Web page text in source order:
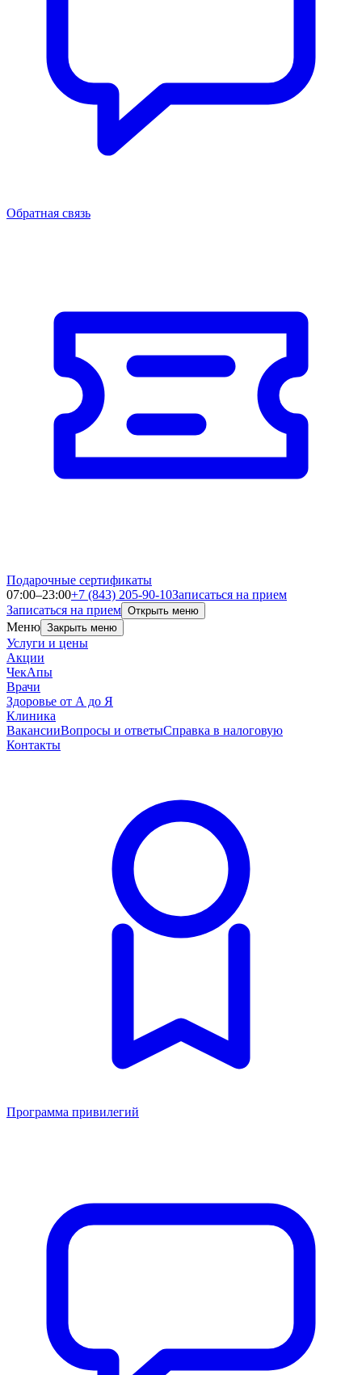
Обратная связь
Подарочные сертификаты
07:00–23:00+7 (843) 205-90-10Записаться на прием
Записаться на прием Открыть меню
Меню Закрыть меню
Услуги и цены
Акции
ЧекАпы
Врачи
Здоровье от А до Я
Клиника
ВакансииВопросы и ответыСправка в налоговую
Контакты
Программа привилегий